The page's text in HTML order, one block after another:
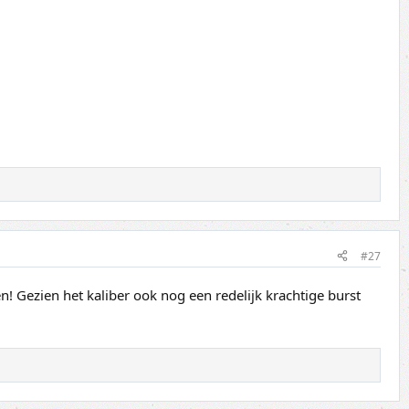
#27
Gezien het kaliber ook nog een redelijk krachtige burst